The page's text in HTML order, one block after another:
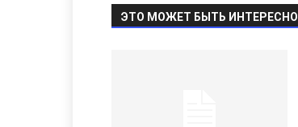
ЭТО МОЖЕТ БЫТЬ ИНТЕРЕСНО